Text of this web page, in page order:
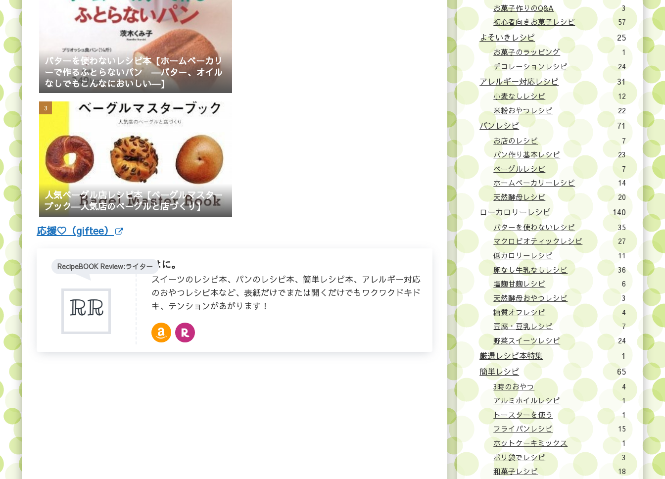
バターを使わないレシピ本【ホームベーカリ
ーで作るふとらないパン ―バター、オイル
なしでもこんなにおいしい―】
人気ベーグル店レシピ本【ベーグルマスター
ブック―人気店のベーグルと店づくり】
応援♡（giftee）
RecipeBOOK Review:ライターはに。
スイーツのレシピ本、パンのレシピ本、簡単レシピ本、アレルギー対応
のおやつレシピ本など、表紙だけでまたは開くだけでもワクワクドキド
キ、テンションがあがります！
お菓子作りのQ&A
3
初心者向きお菓子レシピ
57
よそいきレシピ 25
お菓子のラッピング
1
デコレーションレシピ
24
アレルギー対応レシピ 31
小麦なしレシピ
12
米粉おやつレシピ
22
パンレシピ 71
お店のレシピ
7
パン作り基本レシピ
23
ベーグルレシピ
7
ホームベーカリーレシピ
14
天然酵母レシピ
20
ローカロリーレシピ 140
バターを使わないレシピ
35
マクロビオティックレシピ
27
低カロリーレシピ
11
卵なし牛乳なしレシピ
36
塩麹甘麹レシピ
6
天然酵母おやつレシピ
3
糖質オフレシピ
4
豆腐・豆乳レシピ
7
野菜スイーツレシピ
24
厳選レシピ本特集
1
簡単レシピ
65
3時のおやつ
4
アルミホイルレシピ
1
トースターを使う
1
フライパンレシピ
15
ホットケーキミックス
1
ポリ袋でレシピ
3
和菓子レシピ
18